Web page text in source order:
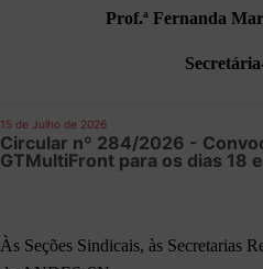
Prof.ª Fernanda
15 de Julho de 2026
Circular nº 284/2026 -
GTMultiFront para os dias 18
Às Seções Sindicais, às Secretarias